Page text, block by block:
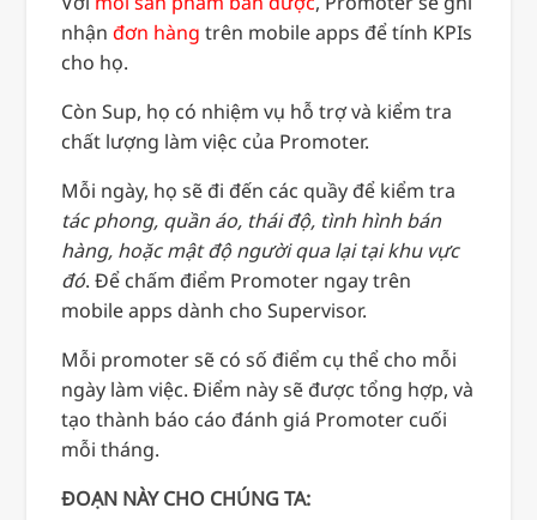
nhận đơn hàng trên mobile apps để tính KPIs
cho họ.
Còn Sup, họ có nhiệm vụ hỗ trợ và kiểm tra
chất lượng làm việc của Promoter.
Mỗi ngày, họ sẽ đi đến các quầy để kiểm tra
tác phong, quần áo, thái độ, tình hình bán
hàng, hoặc mật độ người qua lại tại khu vực
đó. Để chấm điểm Promoter ngay trên
mobile apps dành cho Supervisor.
Mỗi promoter sẽ có số điểm cụ thể cho mỗi
ngày làm việc. Điểm này sẽ được tổng hợp, và
tạo thành báo cáo đánh giá Promoter cuối
mỗi tháng.
ĐOẠN NÀY CHO CHÚNG TA: